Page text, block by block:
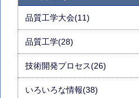
品質工学大会(11)
品質工学(28)
技術開発プロセス(26)
いろいろな情報(38)